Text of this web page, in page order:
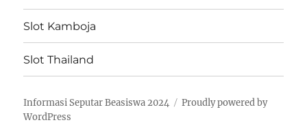
Slot Kamboja
Slot Thailand
Informasi Seputar Beasiswa 2024
Proudly powered by
WordPress